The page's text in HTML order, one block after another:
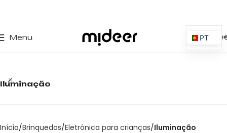
Menu 0,00
Iluminação
Início Brinquedos Eletrónica para crianças Iluminação
PT
ES